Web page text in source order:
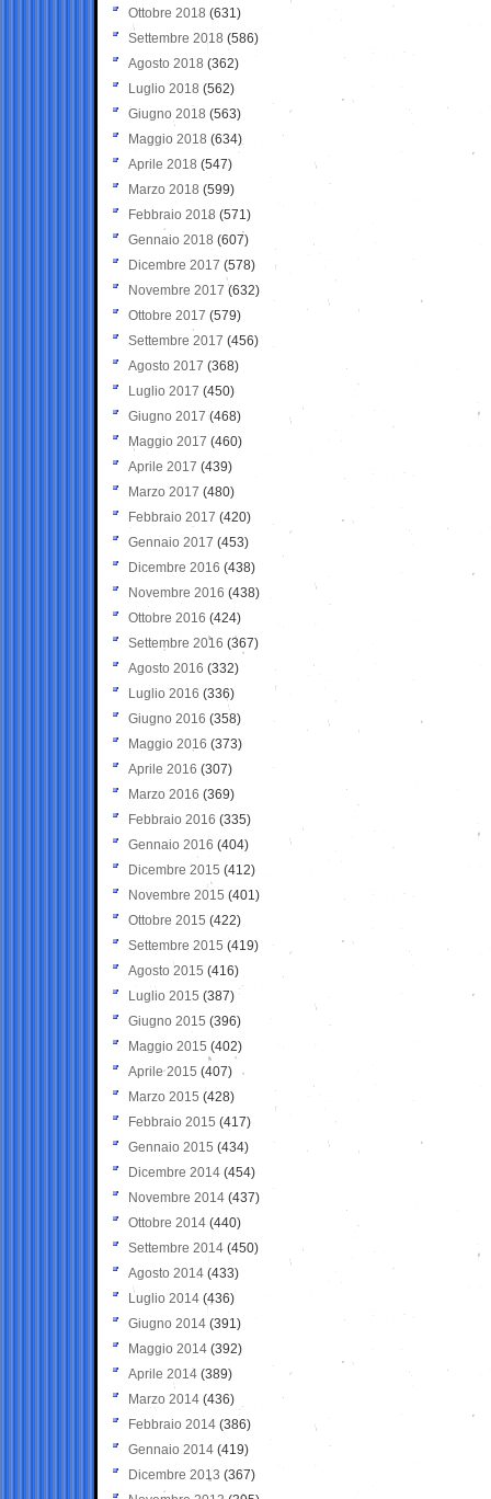
Ottobre 2018 (631)
Settembre 2018 (586)
Agosto 2018 (362)
Luglio 2018 (562)
Giugno 2018 (563)
Maggio 2018 (634)
Aprile 2018 (547)
Marzo 2018 (599)
Febbraio 2018 (571)
Gennaio 2018 (607)
Dicembre 2017 (578)
Novembre 2017 (632)
Ottobre 2017 (579)
Settembre 2017 (456)
Agosto 2017 (368)
Luglio 2017 (450)
Giugno 2017 (468)
Maggio 2017 (460)
Aprile 2017 (439)
Marzo 2017 (480)
Febbraio 2017 (420)
Gennaio 2017 (453)
Dicembre 2016 (438)
Novembre 2016 (438)
Ottobre 2016 (424)
Settembre 2016 (367)
Agosto 2016 (332)
Luglio 2016 (336)
Giugno 2016 (358)
Maggio 2016 (373)
Aprile 2016 (307)
Marzo 2016 (369)
Febbraio 2016 (335)
Gennaio 2016 (404)
Dicembre 2015 (412)
Novembre 2015 (401)
Ottobre 2015 (422)
Settembre 2015 (419)
Agosto 2015 (416)
Luglio 2015 (387)
Giugno 2015 (396)
Maggio 2015 (402)
Aprile 2015 (407)
Marzo 2015 (428)
Febbraio 2015 (417)
Gennaio 2015 (434)
Dicembre 2014 (454)
Novembre 2014 (437)
Ottobre 2014 (440)
Settembre 2014 (450)
Agosto 2014 (433)
Luglio 2014 (436)
Giugno 2014 (391)
Maggio 2014 (392)
Aprile 2014 (389)
Marzo 2014 (436)
Febbraio 2014 (386)
Gennaio 2014 (419)
Dicembre 2013 (367)